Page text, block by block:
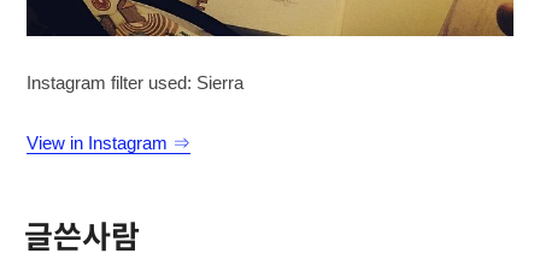
Instagram filter used: Sierra
View in Instagram ⇒
글쓴사람